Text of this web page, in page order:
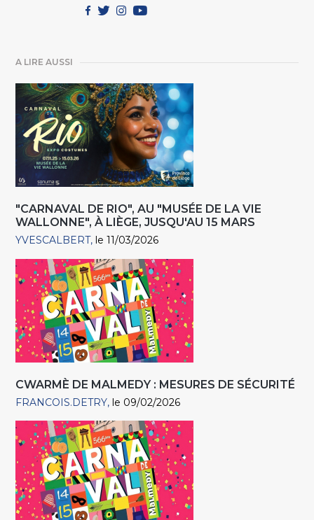
A LIRE AUSSI
"CARNAVAL DE RIO", AU "MUSÉE DE LA VIE
WALLONNE", À LIÈGE, JUSQU'AU 15 MARS
YVESCALBERT le 11/03/2026
CWARMÈ DE MALMEDY : MESURES DE SÉCURITÉ
FRANCOIS.DETRY le 09/02/2026